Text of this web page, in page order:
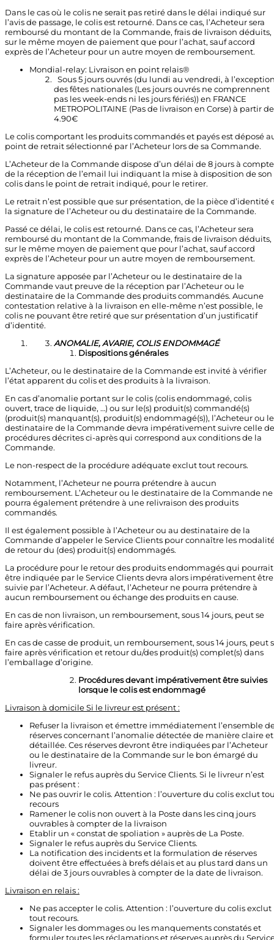
Dans le cas où le colis ne serait pas retiré dans le délai indiqué sur
l’avis de passage, le colis est retourné. Dans ce cas, l’Acheteur sera
remboursé du montant de la Commande, frais de livraison déduits,
sur le même moyen de paiement que pour l’achat, sauf accord
exprès de l’Acheteur pour un autre moyen de remboursement.
Mondial-relay: Livraison en point relais®
Sous 5 jours ouvrés (du lundi au vendredi, à
des fêtes nationales (Les jours ouvrés ne comprennent
pas les week-ends ni les jours fériés)) en FRANCE
METROPOLITAINE (Pas de livraison en Corse) à partir de
4.90€
Le colis comportant les produits commandés et payés est déposé
point de retrait sélectionné par l’Acheteur lors de sa Commande.
L’Acheteur de la Commande dispose d’un délai de 8 jours à
de la réception de l’email lui indiquant la mise à disposition de son
colis dans le point de retrait indiqué, pour le retirer.
Le retrait n’est possible que sur présentation, de la pièce d’identité
la signature de l’Acheteur ou du destinataire de la Commande.
Passé ce délai, le colis est retourné. Dans ce cas, l’Acheteur sera
remboursé du montant de la Commande, frais de livraison déduits,
sur le même moyen de paiement que pour l’achat, sauf accord
exprès de l’Acheteur pour un autre moyen de remboursement.
La signature apposée par l’Acheteur ou le destinataire de la
Commande vaut preuve de la réception par l’Acheteur ou le
destinataire de la Commande des produits commandés. Aucune
contestation relative à la livraison en elle-même n’est possible, le
colis ne pouvant être retiré que sur présentation d’un justificatif
d’identité.
ANOMALIE, AVARIE, COLIS ENDOMMAGÉ
Dispositions générales
L’Acheteur, ou le destinataire de la Commande est invité à vérifier
l’état apparent du colis et des produits à la livraison.
En cas d’anomalie portant sur le colis (colis endommagé, colis
ouvert, trace de liquide, …) ou sur le(s) produit(s) commandé(s)
(produit(s) manquant(s), produit(s) endommagé(s)), l’Acheteur ou le
destinataire de la Commande devra impérativement suivre celle
procédures décrites ci-après qui correspond aux conditions de la
Commande.
Le non-respect de la procédure adéquate exclut tout recours.
Notamment, l’Acheteur ne pourra prétendre à aucun
remboursement. L’Acheteur ou le destinataire de la Commande ne
pourra également prétendre à une relivraison des produits
commandés.
Il est également possible à l’Acheteur ou au destinataire de la
Commande d’appeler le Service Clients pour connaître les
de retour du (des) produit(s) endommagés.
La procédure pour le retour des produits endommagés qui pourrait
être indiquée par le Service Clients devra alors impérativement être
suivie par l’Acheteur. A défaut, l’Acheteur ne pourra prétendre à
aucun remboursement ou échange des produits en cause.
En cas de non livraison, un remboursement, sous 14 jours, peut se
faire après vérification.
En cas de casse de produit, un remboursement, sous 14 jours, peut
faire après vérification et retour du/des produit(s) complet(s) dans
l’emballage d’origine.
Procédures devant impérativement être suivies
lorsque le colis est endommagé
Livraison à domicile Si le livreur est présent :
Refuser la livraison et émettre immédiatement l’ensemble
réserves concernant l’anomalie détectée de manière claire et
détaillée. Ces réserves devront être indiquées par l’Acheteur
ou le destinataire de la Commande sur le bon émargé du
livreur.
Signaler le refus auprès du Service Clients. Si le livreur n’est
pas présent :
Ne pas ouvrir le colis. Attention : l’ouverture du colis exclut
recours
Ramener le colis non ouvert à la Poste dans les cinq jours
ouvrables à compter de la livraison
Etablir un « constat de spoliation » auprès de La Poste.
Signaler le refus auprès du Service Clients.
La notification des incidents et la formulation de réserves
doivent être effectuées à brefs délais et au plus tard dans un
délai de 3 jours ouvrables à compter de la date de livraison.
Livraison en relais :
Ne pas accepter le colis. Attention : l’ouverture du colis exclut
tout recours.
Signaler les dommages ou les manquements constatés et
formuler toutes les réclamations et réserves auprès du